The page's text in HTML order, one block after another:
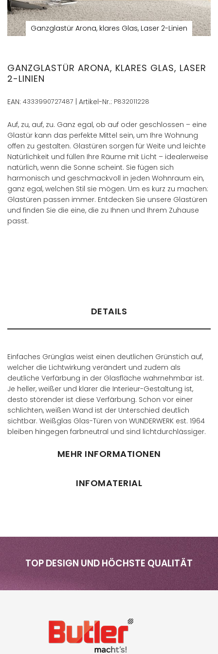
Ganzglastür Arona, klares Glas, Laser 2-Linien
der
Bildergalerie
springen
GANZGLASTÜR ARONA, KLARES GLAS, LASER
2-LINIEN
EAN: 4333990727487 | Artikel-Nr.: P832011228
Auf, zu, auf, zu. Ganz egal, ob auf oder geschlossen – eine
Glastür kann das perfekte Mittel sein, um Ihre Wohnung
offen zu gestalten. Glastüren sorgen für Weite und leichte
Natürlichkeit und füllen Ihre Räume mit Licht – idealerweise
natürlich, wenn die Sonne scheint. Sie fügen sich
harmonisch und geschmackvoll in jeden Wohnraum ein,
ganz egal, welchen Stil sie mögen. Um es kurz zu machen:
Glastüren passen immer. Entdecken Sie unsere Glastüren
und finden Sie die eine, die zu Ihnen und Ihrem Zuhause
passt.
DETAILS
Einfaches Grünglas weist einen deutlichen Grünstich auf,
welcher die Lichtwirkung verändert und zudem als
deutliche Verfärbung in der Glasfläche wahrnehmbar ist.
Je heller, weißer und klarer die Interieur-Gestaltung ist,
desto störender ist diese Verfärbung. Schon vor einer
schlichten, weißen Wand ist der Unterschied deutlich
sichtbar. Weißglas Glas-Türen von WUNDERWERK est. 1964
bleiben hingegen farbneutral und sind lichtdurchlässiger.
MEHR INFORMATIONEN
INFOMATERIAL
TOP DESIGN UND HÖCHSTE QUALITÄT